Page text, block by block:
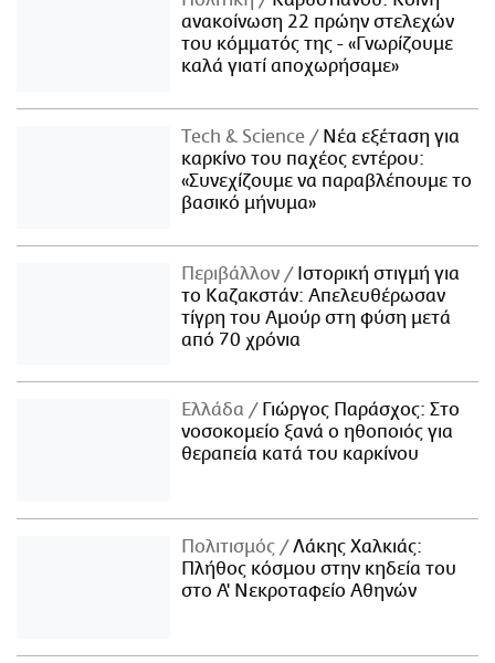
ανακοίνωση 22 πρώην στελεχών
του κόμματός της - «Γνωρίζουμε
καλά γιατί αποχωρήσαμε»
Τech & Science
Νέα εξέταση για
καρκίνο του παχέος εντέρου:
«Συνεχίζουμε να παραβλέπουμε το
βασικό μήνυμα»
Περιβάλλον
Ιστορική στιγμή για
το Καζακστάν: Απελευθέρωσαν
τίγρη του Αμούρ στη φύση μετά
από 70 χρόνια
Ελλάδα
Γιώργος Παράσχος: Στο
νοσοκομείο ξανά ο ηθοποιός για
θεραπεία κατά του καρκίνου
Πολιτισμός
Λάκης Χαλκιάς:
Πλήθος κόσμου στην κηδεία του
στο Α' Νεκροταφείο Αθηνών